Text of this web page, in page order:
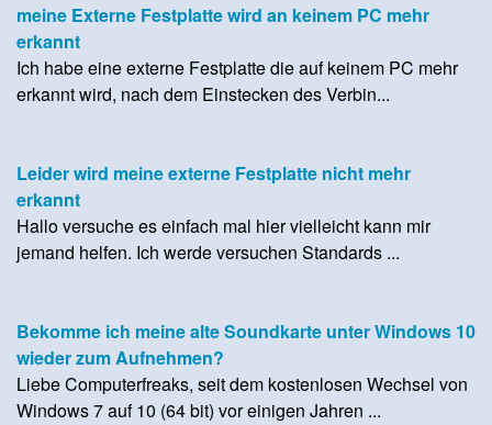
meine Externe Festplatte wird an keinem PC mehr
erkannt
Ich habe eine externe Festplatte die auf keinem PC mehr
erkannt wird, nach dem Einstecken des Verbin...
Leider wird meine externe Festplatte nicht mehr
erkannt
Hallo versuche es einfach mal hier vielleicht kann mir
jemand helfen. Ich werde versuchen Standards ...
Bekomme ich meine alte Soundkarte unter Windows 10
wieder zum Aufnehmen?
Liebe Computerfreaks, seit dem kostenlosen Wechsel von
Windows 7 auf 10 (64 bit) vor einigen Jahren ...